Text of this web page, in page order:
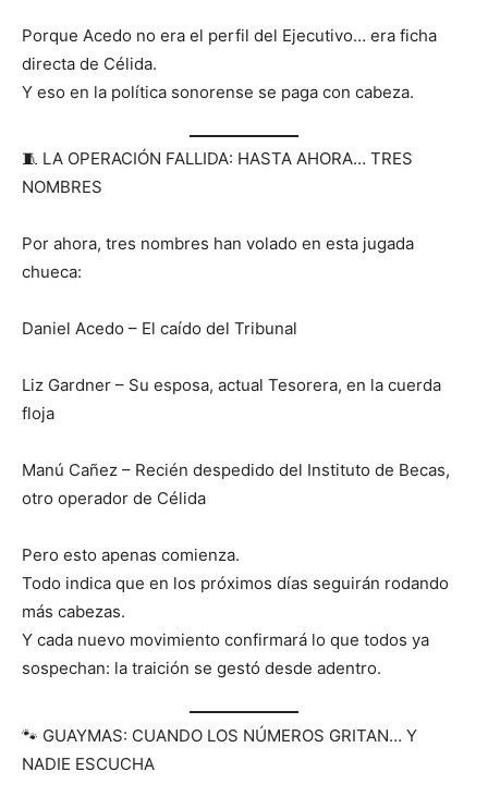
Porque Acedo no era el perfil del Ejecutivo… era ficha
directa de Célida.
Y eso en la política sonorense se paga con cabeza.
🧵 LA OPERACIÓN FALLIDA: HASTA AHORA… TRES
NOMBRES
Por ahora, tres nombres han volado en esta jugada
chueca:
Daniel Acedo – El caído del Tribunal
Liz Gardner – Su esposa, actual Tesorera, en la cuerda
floja
Manú Cañez – Recién despedido del Instituto de Becas,
otro operador de Célida
Pero esto apenas comienza.
Todo indica que en los próximos días seguirán rodando
más cabezas.
Y cada nuevo movimiento confirmará lo que todos ya
sospechan: la traición se gestó desde adentro.
🐾 GUAYMAS: CUANDO LOS NÚMEROS GRITAN… Y
NADIE ESCUCHA